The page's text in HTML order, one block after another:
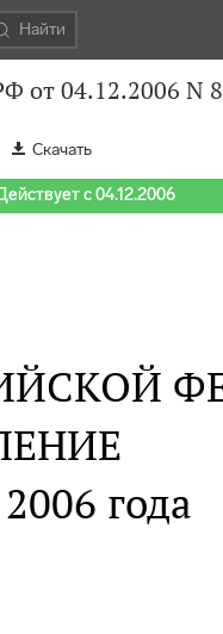
Найти
от 04.12.2006 N
Скачать
с 04.12.2006
года